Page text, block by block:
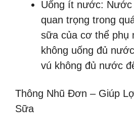
Uống ít nước: Nước
quan trọng trong
sữa của cơ thể phụ
không uống đủ
vú không đủ nước
Thông Nhũ Đơn – Giúp
Sữa